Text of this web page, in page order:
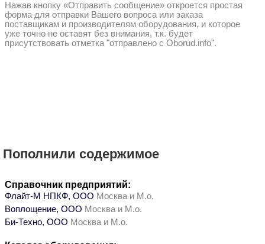
Нажав кнопку «Отправить сообщение» откроется простая
форма для отправки Вашего вопроса или заказа
поставщикам и производителям оборудования, и которое
уже точно не оставят без внимания, т.к. будет
присутствовать отметка "отправлено с Oborud.info".
Пополнили содержимое
Справочник предприятий:
Флайт-М НПКФ, ООО Москва и М.о.
Воплощение, ООО Москва и М.о.
Би-Техно, ООО Москва и М.о.